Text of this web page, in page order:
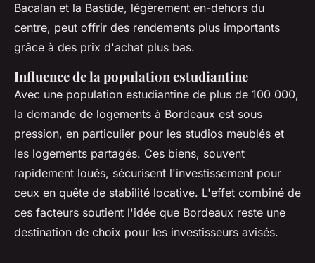
Bacalan et la Bastide, légèrement en-dehors du
centre, peut offrir des rendements plus importants
grâce à des prix d'achat plus bas.
Influence de la population estudiantine
Avec une population estudiantine de plus de 100 000,
la demande de logements à Bordeaux est sous
pression, en particulier pour les studios meublés et
les logements partagés. Ces biens, souvent
rapidement loués, sécurisent l'investissement pour
ceux en quête de stabilité locative. L'effet combiné de
ces facteurs soutient l'idée que Bordeaux reste une
destination de choix pour les investisseurs avisés.